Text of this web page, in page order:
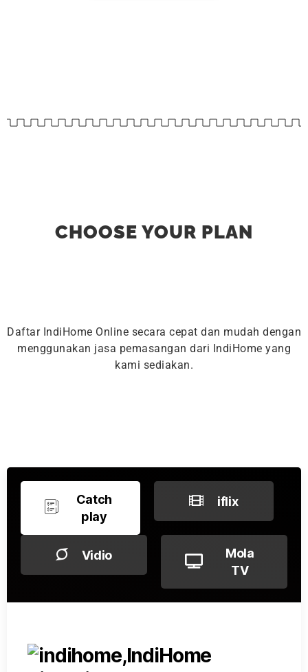
CHOOSE YOUR PLAN
Daftar IndiHome Online secara cepat dan mudah dengan
menggunakan jasa pemasangan dari IndiHome yang
kami sediakan.
Catch
play
iflix
Vidio
Mola
TV